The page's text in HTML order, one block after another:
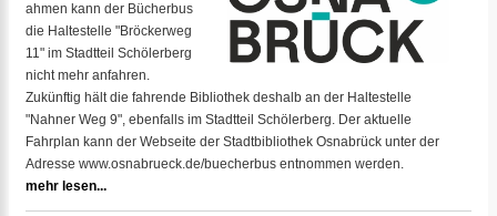
ahmen kann der Bücherbus
die Haltestelle "Bröckerweg
11" im Stadtteil Schölerberg
nicht mehr anfahren.
Zukünftig hält die fahrende Bibliothek deshalb an der Haltestelle
"Nahner Weg 9", ebenfalls im Stadtteil Schölerberg. Der aktuelle
Fahrplan kann der Webseite der Stadtbibliothek Osnabrück unter der
Adresse www.osnabrueck.de/buecherbus entnommen werden.
mehr lesen...